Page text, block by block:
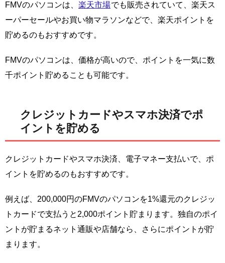
FMVのパソコンは、 楽天市場でも販売されていて、楽天ス
ーパーセールやお買い物マラソンなどで、楽天ポイントを
貯めるのもおすすめです。
FMVのパソコンは、価格が高いので、ポイントを一気に数
千ポイント貯めることも可能です。
クレジットカードやスマホ決済でポ
イントを貯める
クレジットカードやスマホ決済、電子マネー支払いで、ポ
イントを貯めるのもおすすめです。
例えば、200,000円のFMVのパソコンを1%還元のクレジッ
トカードで支払うと2,000ポイント貯まります。独自のポイ
ントが貯まるネット通販や店舗なら、さらにポイントが貯
まります。